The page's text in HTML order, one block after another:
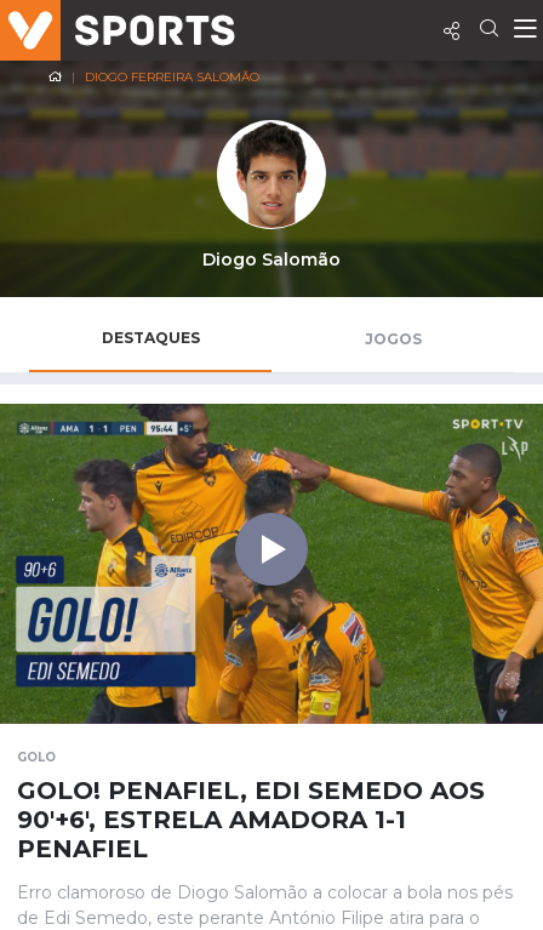
DIOGO FERREIRA SALOMÃO
Diogo Salomão
DESTAQUES JOGOS
GOLO
GOLO! PENAFIEL, EDI SEMEDO AOS
90'+6', ESTRELA AMADORA 1-1
PENAFIEL
Erro clamoroso de Diogo Salomão a colocar a bola nos pés
de Edi Semedo, este perante António Filipe atira para o